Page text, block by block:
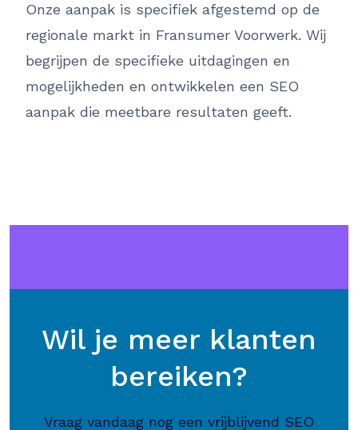
Onze aanpak is specifiek afgestemd op de
regionale markt in Fransumer Voorwerk. Wij
begrijpen de specifieke uitdagingen en
mogelijkheden en ontwikkelen een SEO
aanpak die meetbare resultaten geeft.
Wil je meer klanten
bereiken?
Vraag vandaag nog een vrijblijvend SEO